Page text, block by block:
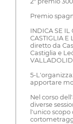
Premio
INDICA SE IL
CASTIGLIA
diretto da
Castiglia e
5-
apportare
Nel corso
diverse
l'unico